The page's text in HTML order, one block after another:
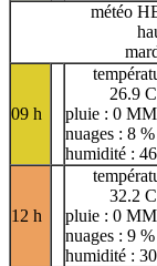
météo
09 h
26.9 C
pluie : 0 MM
nuages : 8 %
humidité :
12 h
32.2 C
pluie : 0 MM
nuages : 9 %
humidité :